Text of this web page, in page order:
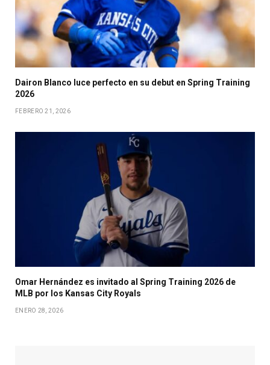
Dairon Blanco luce perfecto en su debut en Spring Training
2026
FEBRERO 21, 2026
Omar Hernández es invitado al Spring Training 2026 de
MLB por los Kansas City Royals
ENERO 28, 2026